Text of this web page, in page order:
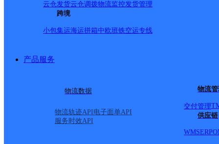
云仓发货云仓调拨物流监控发货管理
跨境
小包集运海运拼箱中欧班铁空运专线
产品服务
物流数据
物流轨迹API电子面单API
服务时效API
物流
交付管理
供应链
WMSERP
中南苑敬业东里65-68号；中融国际三期；新世界国际花
院；重庆路二段7号石化设计院；重庆路二段5号培训中心
路二段4-12号/双；敬业东里阳光园23-31号；敬业东里阳